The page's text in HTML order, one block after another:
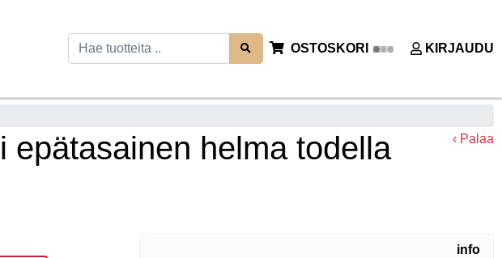
OSTOSKORI KIRJAUDU
epätasainen helma todella
‹ Palaa
info